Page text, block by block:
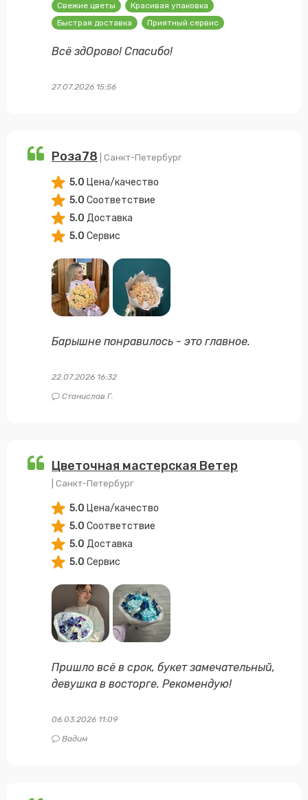
Свежие цветы
Красивая упаковка
Быстрая доставка
Приятный сервис
Всё здОрово! Спасибо!
27.07.2026 15:56
Роза78 | Санкт-Петербург
5.0 Цена/качество
5.0 Соответствие
5.0 Доставка
5.0 Сервис
Барышне понравилось - это главное.
22.07.2026 16:32
Станислав Г.
Цветочная мастерская Ветер
| Санкт-Петербург
5.0 Цена/качество
5.0 Соответствие
5.0 Доставка
5.0 Сервис
Пришло всё в срок, букет замечательный,
девушка в восторге. Рекомендую!
06.03.2026 11:09
Вадим